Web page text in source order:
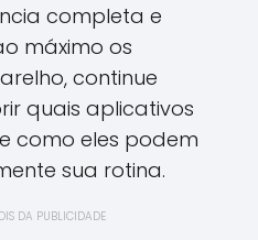
completa e
máximo os
continue
quais aplicativos
como eles podem
sua rotina.
DA PUBLICIDADE